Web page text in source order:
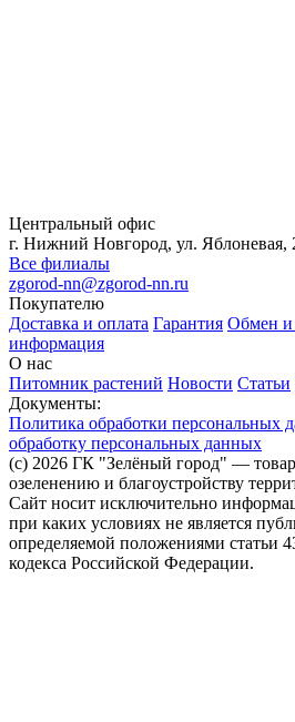
Центральный офис
г. Нижний Новгород, ул. Яблоневая,
Все филиалы
zgorod-nn@zgorod-nn.ru
Покупателю
Доставка и оплата Гарантия Обмен и
информация
О нас
Питомник растений Новости Статьи
Документы:
Политика обработки персональных
обработку персональных данных
(c) 2026 ГК "Зелёный город" —
озеленению и благоустройству
Сайт носит исключительно
при каких условиях не является
определяемой положениями статьи
кодекса Российской Федерации.